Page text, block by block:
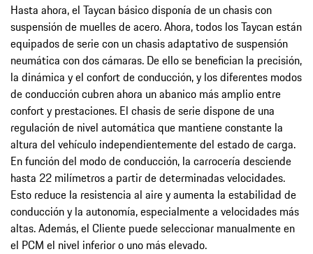
Hasta ahora, el Taycan básico disponía de un chasis con
suspensión de muelles de acero. Ahora, todos los Taycan están
equipados de serie con un chasis adaptativo de suspensión
neumática con dos cámaras. De ello se benefician la precisión,
la dinámica y el confort de conducción, y los diferentes modos
de conducción cubren ahora un abanico más amplio entre
confort y prestaciones. El chasis de serie dispone de una
regulación de nivel automática que mantiene constante la
altura del vehículo independientemente del estado de carga.
En función del modo de conducción, la carrocería desciende
hasta 22 milímetros a partir de determinadas velocidades.
Esto reduce la resistencia al aire y aumenta la estabilidad de
conducción y la autonomía, especialmente a velocidades más
altas. Además, el Cliente puede seleccionar manualmente en
el PCM el nivel inferior o uno más elevado.